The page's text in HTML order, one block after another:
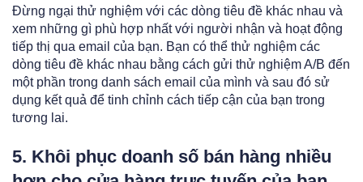
Đừng ngại thử nghiệm với các dòng tiêu đề khác nhau và
xem những gì phù hợp nhất với người nhận và hoạt động
tiếp thị qua email của bạn. Bạn có thể thử nghiệm các
dòng tiêu đề khác nhau bằng cách gửi thử nghiệm A/B đến
một phần trong danh sách email của mình và sau đó sử
dụng kết quả để tinh chỉnh cách tiếp cận của bạn trong
tương lai.
5. Khôi phục doanh số bán hàng nhiều